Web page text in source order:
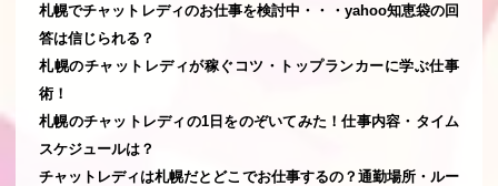
札幌でチャットレディのお仕事を検討中・・・yahoo知恵袋の回
答は信じられる？
札幌のチャットレディが稼ぐコツ・トップランカーに学ぶ仕事
術！
札幌のチャットレディの1日をのぞいてみた！仕事内容・タイム
スケジュールは？
チャットレディは札幌だとどこでお仕事するの？通勤場所・ルー